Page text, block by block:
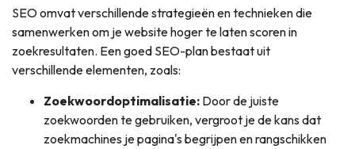
SEO omvat verschillende strategieën en technieken die
samenwerken om je website hoger te laten scoren in
zoekresultaten. Een goed SEO-plan bestaat uit
verschillende elementen, zoals:
Zoekwoordoptimalisatie: Door de juiste
zoekwoorden te gebruiken, vergroot je de kans dat
zoekmachines je pagina's begrijpen en rangschikken